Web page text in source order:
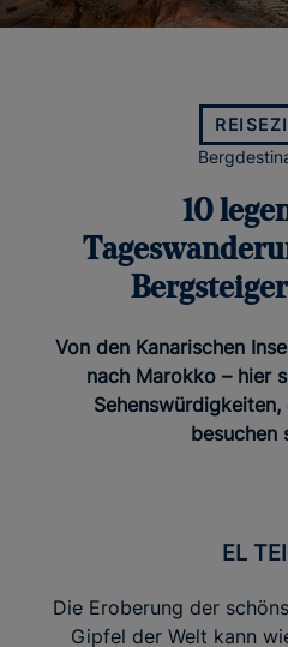
10
Von den Kanarischen
nach Marokko – hier
besuchen
EL
Die Eroberung der
Gipfel der Welt kann